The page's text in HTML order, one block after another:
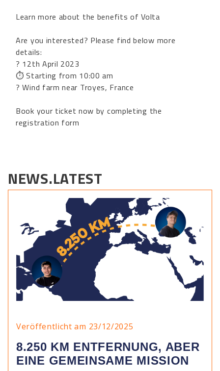
Learn more about the benefits of Volta
Are you interested? Please find below more
details:
? 12th April 2023
⏱ Starting from 10:00 am
? Wind farm near Troyes, France
Book your ticket now by completing the
registration form
NEWS.LATEST
Veröffentlicht am 23/12/2025
8.250 KM ENTFERNUNG, ABER
EINE GEMEINSAME MISSION